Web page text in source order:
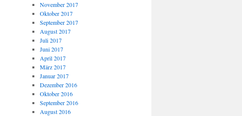
November 2017
Oktober 2017
September 2017
August 2017
Juli 2017
Juni 2017
April 2017
März 2017
Januar 2017
Dezember 2016
Oktober 2016
September 2016
August 2016